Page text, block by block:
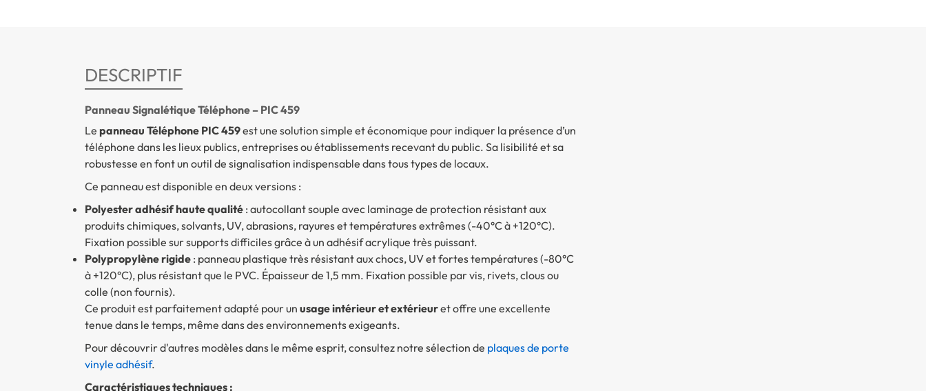
DESCRIPTIF
Panneau Signalétique Téléphone – PIC 459
Le panneau Téléphone PIC 459est une solution simple et économique pour indiquer la présence d’un
téléphone dans les lieux publics, entreprises ou établissements recevant du public. Sa lisibilité et sa
robustesse en font un outil de signalisation indispensable dans tous types de locaux.
Ce panneau est disponible en deux versions :
Polyester adhésif haute qualité: autocollant souple avec laminage de protection résistant aux
produits chimiques, solvants, UV, abrasions, rayures et températures extrêmes (-40°C à +120°C).
Fixation possible sur supports difficiles grâce à un adhésif acrylique très puissant.
Polypropylène rigide: panneau plastique très résistant aux chocs, UV et fortes températures (-80°C
à +120°C), plus résistant que le PVC. Épaisseur de 1,5 mm. Fixation possible par vis, rivets, clous ou
colle (non fournis).
Ce produit est parfaitement adapté pour un usage intérieur et extérieuret offre une excellente
tenue dans le temps, même dans des environnements exigeants.
Pour découvrir d'autres modèles dans le même esprit, consultez notre sélection de plaques de porte
vinyle adhésif.
Caractéristiques techniques :